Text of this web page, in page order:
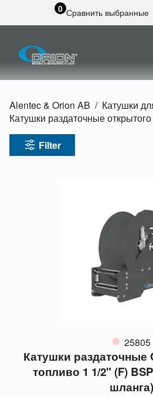
0 Сравнить выбранные
Alentec & Orion AB
Катушки
Катушки раздаточные
Filter
25805
Катушки раздаточные
топливо 1 1/2" (F)
шланга)